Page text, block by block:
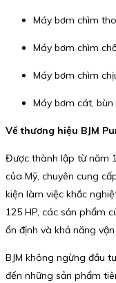
Máy bơm chìm
Máy bơm chìm
Máy bơm chìm
Máy bơm cát,
Về thương hiệu BJM
Được thành lập từ năm
của Mỹ, chuyên cung
kiện làm việc khắc
125 HP, các sản phẩm
ổn định và khả năng
BJM không ngừng đầu
đến những sản phẩm